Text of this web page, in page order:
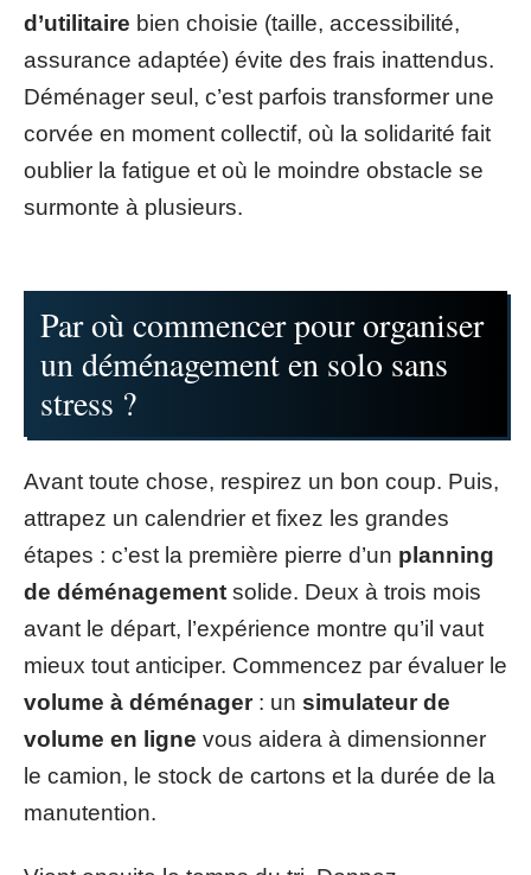
d’utilitaire bien choisie (taille, accessibilité,
assurance adaptée) évite des frais inattendus.
Déménager seul, c’est parfois transformer une
corvée en moment collectif, où la solidarité fait
oublier la fatigue et où le moindre obstacle se
surmonte à plusieurs.
Par où commencer pour organiser
un déménagement en solo sans
stress ?
Avant toute chose, respirez un bon coup. Puis,
attrapez un calendrier et fixez les grandes
étapes : c’est la première pierre d’un planning
de déménagement solide. Deux à trois mois
avant le départ, l’expérience montre qu’il vaut
mieux tout anticiper. Commencez par évaluer le
volume à déménager: un simulateur de
volume en ligne vous aidera à dimensionner
le camion, le stock de cartons et la durée de la
manutention.